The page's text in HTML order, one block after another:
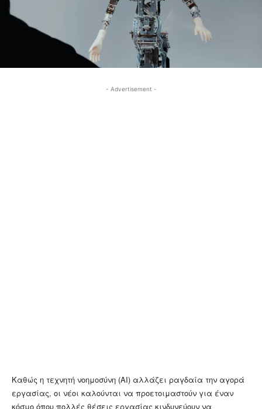
- Advertisement -
Καθώς η τεχνητή νοημοσύνη (AI) αλλάζει ραγδαία την αγορά
εργασίας, οι νέοι καλούνται να προετοιμαστούν για έναν
κόσμο όπου πολλές θέσεις εργασίας κινδυνεύουν να